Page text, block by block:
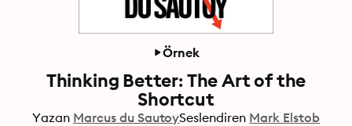
Örnek
Thinking Better: The Art of the
Shortcut
Yazan Marcus du SautoySeslendiren Mark Elstob